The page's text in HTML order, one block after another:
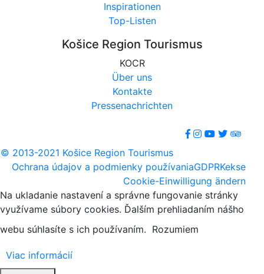
Inspirationen
Top-Listen
Košice Region Tourismus
KOCR
Über uns
Kontakte
Pressenachrichten
© 2013-2021 Košice Region Tourismus
Ochrana údajov a podmienky používaniaGDPRKekse
Cookie-Einwilligung ändern
Na ukladanie nastavení a správne fungovanie stránky
využívame súbory cookies. Ďalším prehliadaním nášho
webu súhlasíte s ich používaním. Rozumiem
Viac informácií